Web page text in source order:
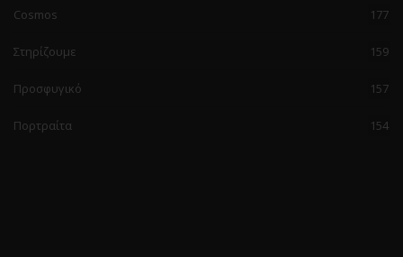
Cosmos 177
Στηρίζουμε 159
Προσφυγικό 157
Πορτραίτα 154